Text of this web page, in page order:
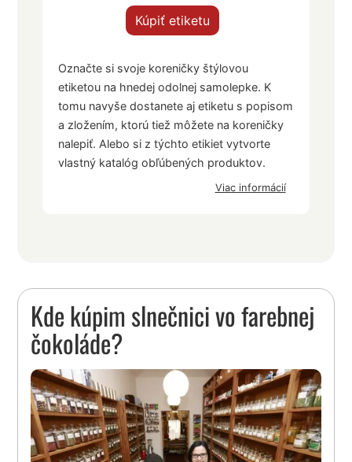
Kúpiť etiketu
Označte si svoje koreničky štýlovou
etiketou na hnedej odolnej samolepke. K
tomu navyše dostanete aj etiketu s popisom
a zložením, ktorú tiež môžete na koreničky
nalepiť. Alebo si z týchto etikiet vytvorte
vlastný katalóg obľúbených produktov.
Viac informácií
Kde kúpim slnečnici vo farebnej
čokoláde?